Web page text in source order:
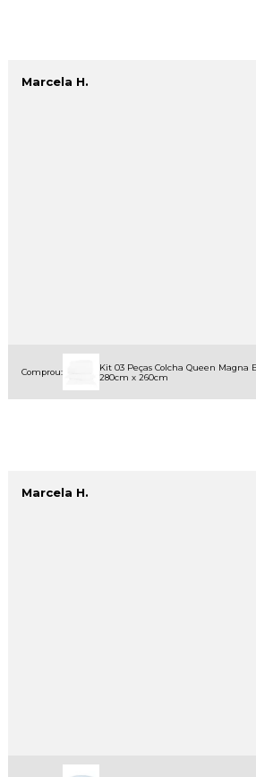
Marcela H.
Comprou:
Kit 03 Peças Colcha Queen Magna
280cm x 260cm
Marcela H.